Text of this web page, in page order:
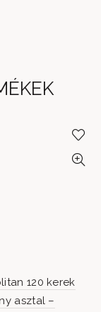
120 kerek
asztal –